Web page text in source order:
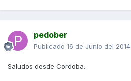
pedober
Publicado 16 de Junio del 2014
Saludos desde Cordoba.-